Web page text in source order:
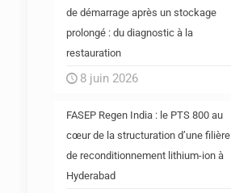
de démarrage après un stockage
prolongé : du diagnostic à la
restauration
8 juin 2026
FASEP Regen India : le PTS 800 au
cœur de la structuration d’une filière
de reconditionnement lithium-ion à
Hyderabad